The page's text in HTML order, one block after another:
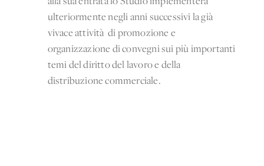
ulteriormente negli anni successivi la già
vivace attività di promozione e
organizzazione di convegni sui più importanti
temi del diritto del lavoro e della
distribuzione commerciale.